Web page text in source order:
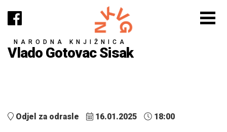
NARODNA KNJIŽNICA
Vlado Gotovac Sisak
Odjel za odrasle 16.01.2025 18:00